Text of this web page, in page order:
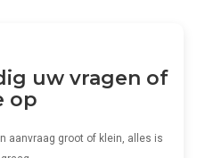
uw vragen of
op
aanvraag groot of klein, alles is